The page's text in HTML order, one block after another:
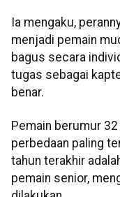
Ia mengaku,
menjadi pemain
bagus secara
tugas sebagai
benar.
Pemain berumur
perbedaan paling
tahun terakhir
pemain senior,